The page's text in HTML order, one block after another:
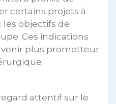
certains projets à
les objectifs de
Ces indications
plus prometteur
attentif sur le